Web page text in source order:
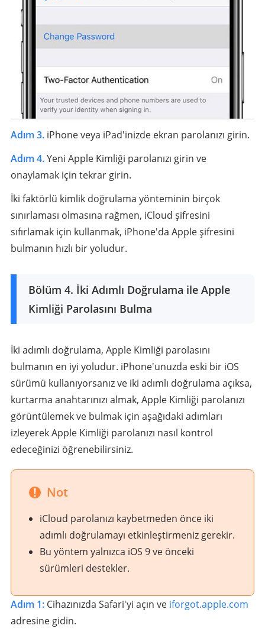
Adım 3. iPhone veya iPad'inizde ekran parolanızı girin.
Adım 4.Yeni Apple Kimliği parolanızı girin ve
onaylamak için tekrar girin.
İki faktörlü kimlik doğrulama yönteminin birçok
sınırlaması olmasına rağmen, iCloud şifresini
sıfırlamak için kullanmak, iPhone'da Apple şifresini
bulmanın hızlı bir yoludur.
Bölüm 4. İki Adımlı Doğrulama ile Apple
Kimliği Parolasını Bulma
İki adımlı doğrulama, Apple Kimliği parolasını
bulmanın en iyi yoludur. iPhone'unuzda eski bir iOS
sürümü kullanıyorsanız ve iki adımlı doğrulama açıksa,
kurtarma anahtarınızı almak, Apple Kimliği parolanızı
görüntülemek ve bulmak için aşağıdaki adımları
izleyerek Apple Kimliği parolanızı nasıl kontrol
edeceğinizi öğrenebilirsiniz.
Not
iCloud parolanızı kaybetmeden önce iki
adımlı doğrulamayı etkinleştirmeniz gerekir.
Bu yöntem yalnızca iOS 9 ve önceki
sürümleri destekler.
Adım 1: Cihazınızda Safari'yi açın ve iforgot.apple.com
adresine gidin.